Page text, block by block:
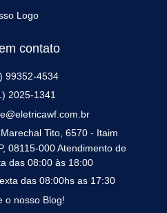
Logo
contato
99352-4534
2025-1341
Tito, 6570 - Itaim
08115-000 Atendimento de
das 08:00 às 18:00
das 08:00hs as 17:30
o nosso Blog!